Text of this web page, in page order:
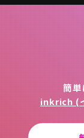
簡単
inkrich (